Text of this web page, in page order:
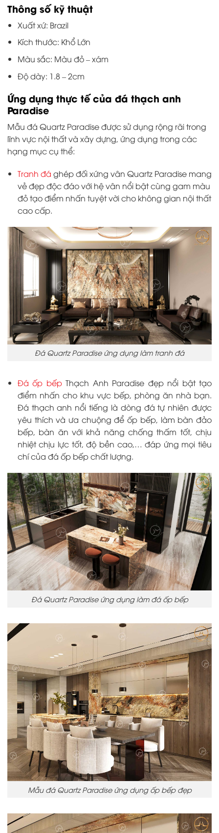
Thông số kỹ thuật
Xuất xứ: Brazil
Kích thước: Khổ Lớn
Màu sắc: Màu đỏ – xám
Độ dày: 1.8 – 2cm
Ứng dụng thực tế của đá thạch anh
Paradise
Mẫu đá Quartz Paradise được sử dụng rộng rãi trong
lĩnh vực nội thất và xây dựng, ứng dụng trong các
hạng mục cụ thể:
Tranh đá ghép đối xứng vân Quartz Paradise mang
vẻ đẹp độc đáo với hệ vân nổi bật cùng gam màu
đỏ tạo điểm nhấn tuyệt vời cho không gian nội thất
cao cấp.
Đá Quartz Paradise ứng dụng làm tranh đá
Đá ốp bếpThạch Anh Paradise đẹp nổi bật tạo
điểm nhấn cho khu vực bếp, phòng ăn nhà bạn.
Đá thạch anh nổi tiếng là dòng đá tự nhiên được
yêu thích và ưa chuộng để ốp bếp, làm bàn đảo
bếp, bàn ăn với khả năng chống thấm tốt, chịu
nhiệt chịu lực tốt, độ bền cao,… đáp ứng mọi tiêu
chí của đá ốp bếp chất lượng.
Đá Quartz Paradise ứng dụng làm đá ốp bếp
Mẫu đá Quartz Paradise ứng dụng ốp bếp đẹp